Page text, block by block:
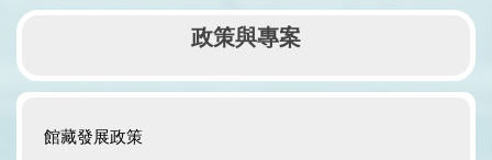
政策與專案
館藏發展政策